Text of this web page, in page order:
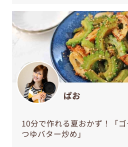
ぱお
10分で作れる夏おかず！「
つゆバター炒め」